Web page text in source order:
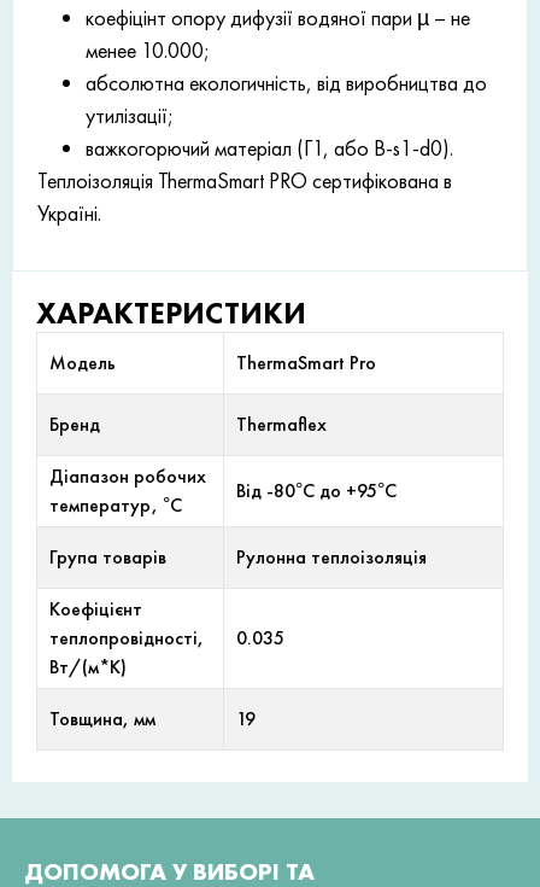
коефіцінт опору дифузії водяної пари µ – не
менее 10.000;
абсолютна екологичність, від виробництва до
утилізації;
важкогорючий матеріал (Г1, або B-s1-d0).
Теплоізоляція ThermaSmart PRO сертифікована в
Україні.
ХАРАКТЕРИСТИКИ
Модель ThermaSmart Pro
Бренд Thermaflex
Діапазон робочих
температур, °С
Від -80°С до +95°С
Група товарів Рулонна теплоізоляція
Коефіцієнт
теплопровідності,
Вт/(м*К)
0.035
Товщина, мм 19
ДОПОМОГА У ВИБОРІ ТА